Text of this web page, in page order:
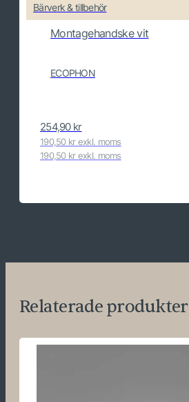
Bärverk & tillbehör
Montagehandske vit
ECOPHON
254,90 kr
190,50 kr exkl. moms
190,50 kr exkl. moms
Relaterade produkter